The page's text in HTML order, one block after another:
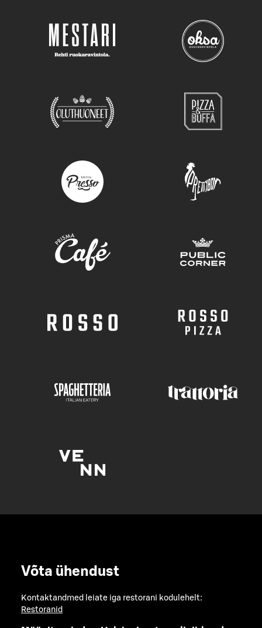
Võta ühendust
Kontaktandmed leiate iga restorani kodulehelt:
Restoranid